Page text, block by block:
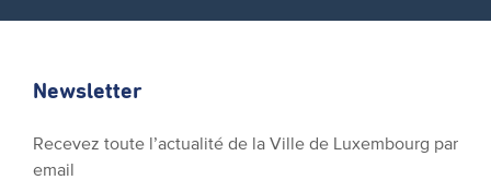
Newsletter
Recevez toute l’actualité de la Ville de Luxembourg par
email